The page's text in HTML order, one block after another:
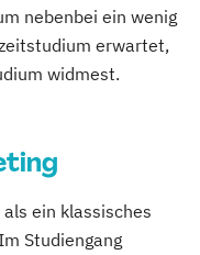
nebenbei ein wenig
erwartet,
widmest.
ein klassisches
Studiengang